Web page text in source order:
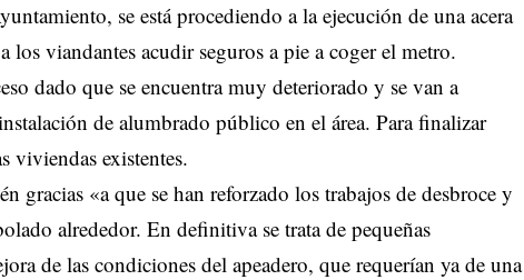
se está procediendo a la ejecución de una acera
los viandantes acudir seguros a pie a coger el metro.
dado que se encuentra muy deteriorado y se van a
de alumbrado público en el área. Para finalizar
viviendas existentes.
gracias «a que se han reforzado los trabajos de desbroce y
alrededor. En definitiva se trata de pequeñas
de las condiciones del apeadero, que requerían ya de una